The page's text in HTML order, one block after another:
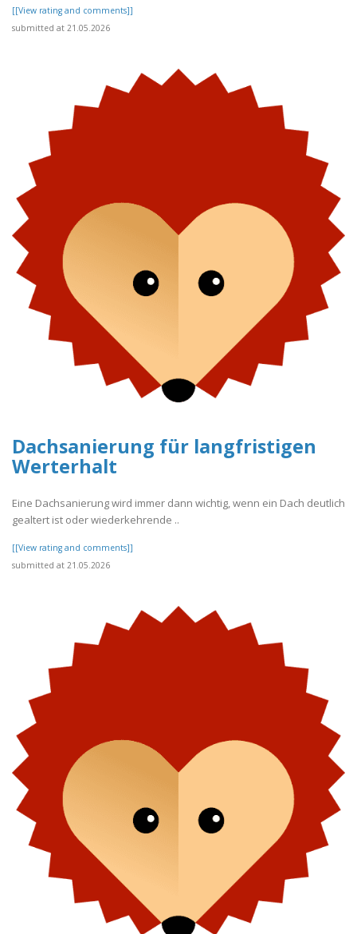
[[View rating and comments]]
submitted at 21.05.2026
Dachsanierung für langfristigen
Werterhalt
Eine Dachsanierung wird immer dann wichtig, wenn ein Dach deutlich
gealtert ist oder wiederkehrende ..
[[View rating and comments]]
submitted at 21.05.2026